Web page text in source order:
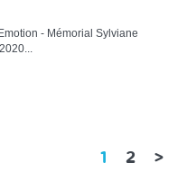
- Mémorial Sylviane
1 (current)
2 >